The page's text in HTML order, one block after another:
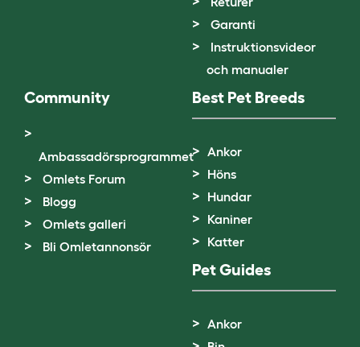
Garanti
Instruktionsvideor
och manualer
Community
Ambassadörsprogrammet
Omlets Forum
Blogg
Omlets galleri
Bli Omletannonsör
Best Pet Breeds
Ankor
Höns
Hundar
Kaniner
Katter
Pet Guides
Ankor